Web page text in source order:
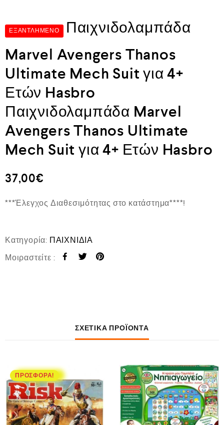
ΕΞΑΝΤΛΗΜΈΝΟ
Παιχνιδολαμπάδα
Marvel Avengers Thanos
Ultimate Mech Suit για 4+
Ετών Hasbro
Παιχνιδολαμπάδα Marvel
Avengers Thanos Ultimate
Mech Suit για 4+ Ετών Hasbro
37,00€
***Έλεγχος Διαθεσιμότητας στο κατάστημα****!
Κατηγορία: ΠΑΙΧΝΙΔΙΑ
Μοιραστείτε :
ΣΧΕΤΙΚΆ ΠΡΟΪΌΝΤΑ
ΠΡΟΣΦΟΡΆ!